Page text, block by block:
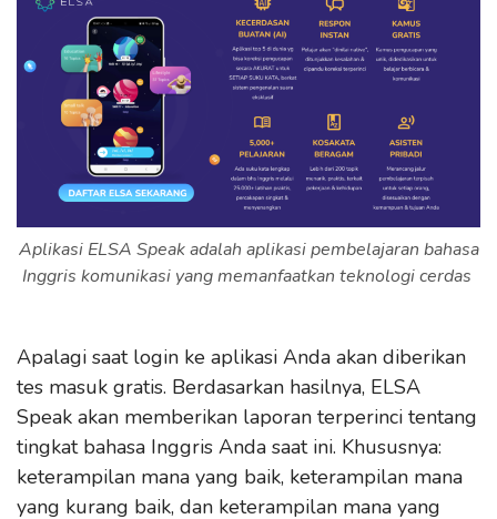
Aplikasi ELSA Speak adalah aplikasi pembelajaran bahasa
Inggris komunikasi yang memanfaatkan teknologi cerdas
Apalagi saat login ke aplikasi Anda akan diberikan
tes masuk gratis. Berdasarkan hasilnya, ELSA
Speak akan memberikan laporan terperinci tentang
tingkat bahasa Inggris Anda saat ini. Khususnya:
keterampilan mana yang baik, keterampilan mana
yang kurang baik, dan keterampilan mana yang